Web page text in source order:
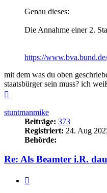
Genau dieses:
Die Annahme einer 2.
https://
mit dem was du oben
staatsbürger sein muss? ich
stuntmanmike
Beiträge: 373
Registriert: 24. Aug
Behörde:
Re: Als Beamter i.R.